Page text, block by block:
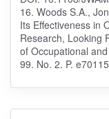
16. Woods S.A.,
Its Effectiveness in
Research, Looking
of Occupational
99. No. 2. P.